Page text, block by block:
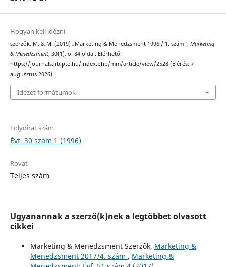
Hogyan kell idézni
szerzők, M. & M. (2019) „Marketing & Menedzsment 1996 / 1. szám”, Marketing
& Menedzsment, 30(1), o. 84 oldal. Elérhető:
https://journals.lib.pte.hu/index.php/mm/article/view/2528 (Elérés: 7
augusztus 2026).
Idézet formátumok
Folyóirat szám
Évf. 30 szám 1 (1996)
Rovat
Teljes szám
Ugyanannak a szerző(k)nek a legtöbbet olvasott
cikkei
Marketing & Menedzsment Szerzők, Marketing &
Menedzsment 2017/4. szám , Marketing &